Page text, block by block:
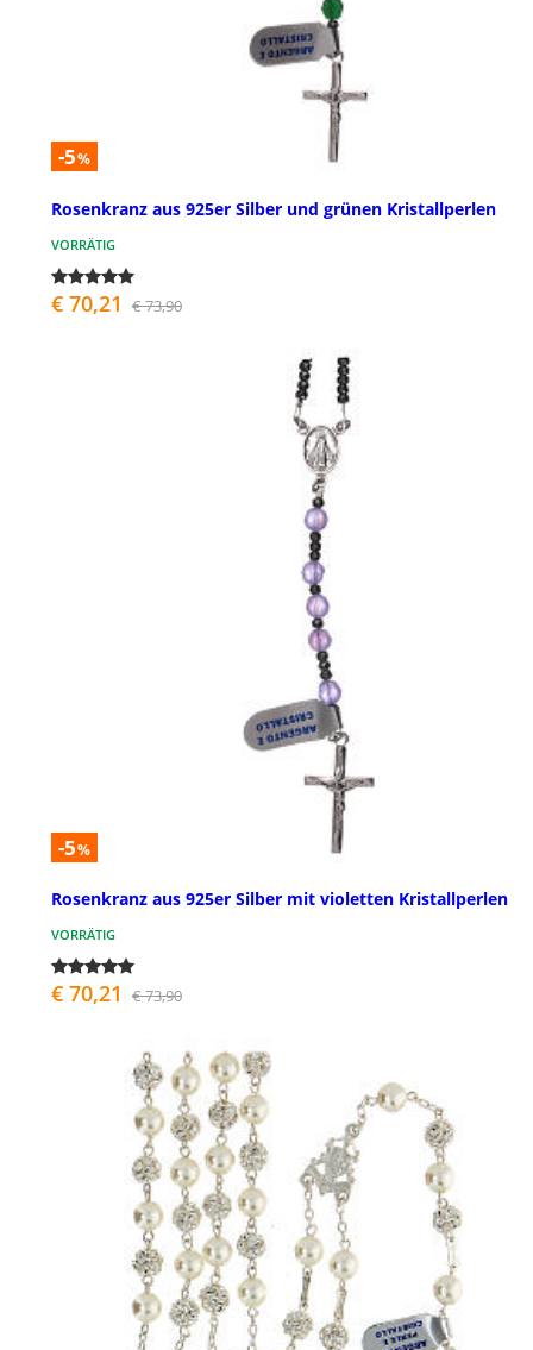
-5%
Rosenkranz aus 925er Silber und grünen Kristallperlen
VORRÄTIG
€ 70,21 € 73,90
-5%
Rosenkranz aus 925er Silber mit violetten Kristallperlen
VORRÄTIG
€ 70,21 € 73,90